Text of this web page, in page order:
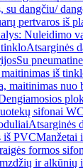
su dangčiu/
pertvaros iš
Nuleidimo
Atsarginės
Su
iš
maitinimas nuo
sifonai
Atsarginės
iš PVCManžetai
formos
ir alkūnių